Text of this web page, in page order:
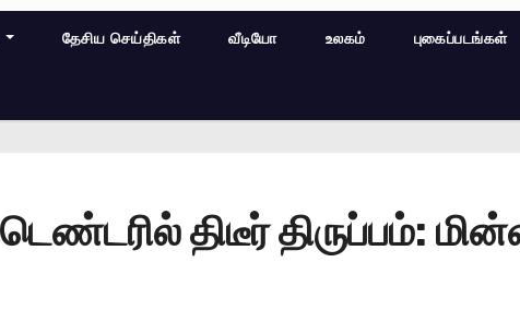
தேசிய செய்திகள் வீடியோ உலகம் புகைப்படங்கள்
திடீர் திருப்பம்: